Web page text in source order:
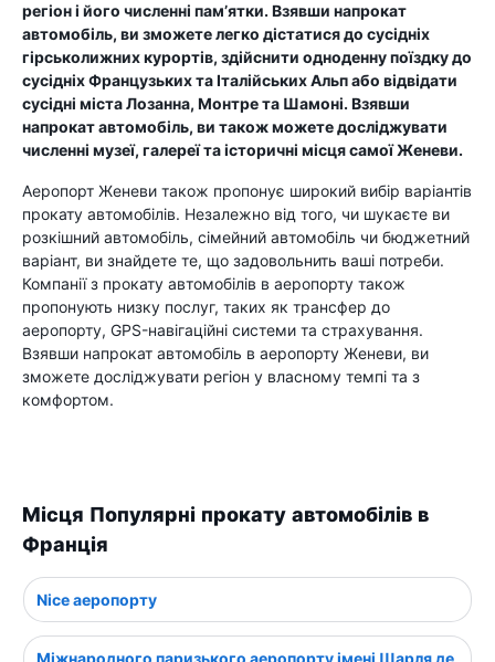
регіон і його численні пам’ятки. Взявши напрокат
автомобіль, ви зможете легко дістатися до сусідніх
гірськолижних курортів, здійснити одноденну поїздку до
сусідніх Французьких та Італійських Альп або відвідати
сусідні міста Лозанна, Монтре та Шамоні. Взявши
напрокат автомобіль, ви також можете досліджувати
численні музеї, галереї та історичні місця самої Женеви.
Аеропорт Женеви також пропонує широкий вибір варіантів
прокату автомобілів. Незалежно від того, чи шукаєте ви
розкішний автомобіль, сімейний автомобіль чи бюджетний
варіант, ви знайдете те, що задовольнить ваші потреби.
Компанії з прокату автомобілів в аеропорту також
пропонують низку послуг, таких як трансфер до
аеропорту, GPS-навігаційні системи та страхування.
Взявши напрокат автомобіль в аеропорту Женеви, ви
зможете досліджувати регіон у власному темпі та з
комфортом.
Місця Популярні прокату автомобілів в
Франція
Nice аеропорту
Міжнародного паризького аеропорту імені Шарля де